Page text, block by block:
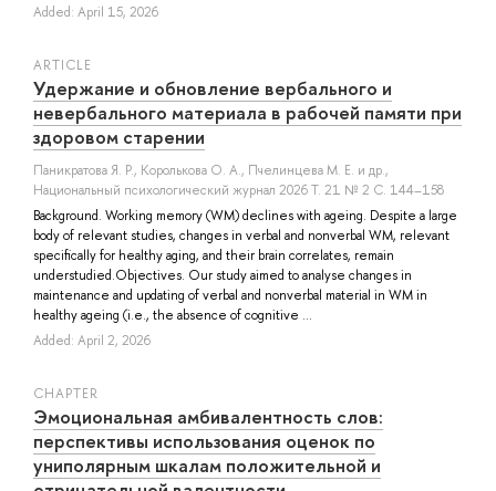
Added: April 15, 2026
ARTICLE
Удержание и обновление вербального и
невербального материала в рабочей памяти при
здоровом старении
Паникратова Я. Р., Королькова О. А., Пчелинцева М. Е. и др.,
Национальный психологический журнал 2026 Т. 21 № 2 С. 144–158
Background. Working memory (WM) declines with ageing. Despite a large
body of relevant studies, changes in verbal and nonverbal WM, relevant
specifically for healthy aging, and their brain correlates, remain
understudied.Objectives. Our study aimed to analyse changes in
maintenance and updating of verbal and nonverbal material in WM in
healthy ageing (i.e., the absence of cognitive ...
Added: April 2, 2026
СHAPTER
Эмоциональная амбивалентность слов:
перспективы использования оценок по
униполярным шкалам положительной и